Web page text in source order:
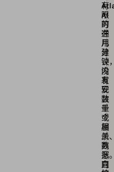
可
有
限
的
通
用
建
议
没
有
安
装
量
或
展
示
数
据
直
可
AI
可
在
几
分
钟
内
发
现
数
千
个
相
关
高
意
向